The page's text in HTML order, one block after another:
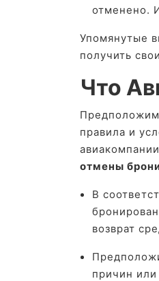
отменено.
Упомянутые
получить
Что
правила и
отмены
В
возврат
причин